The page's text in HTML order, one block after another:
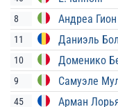
8 Андреа Гион
11 Даниэль
10 Доменико
9 Самуэле
45 Арман